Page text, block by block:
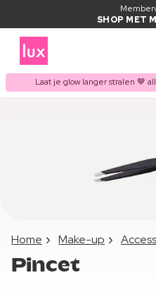
SHOP MET
Laat je glow langer stralen 🤎
Home Make-up
Pincet